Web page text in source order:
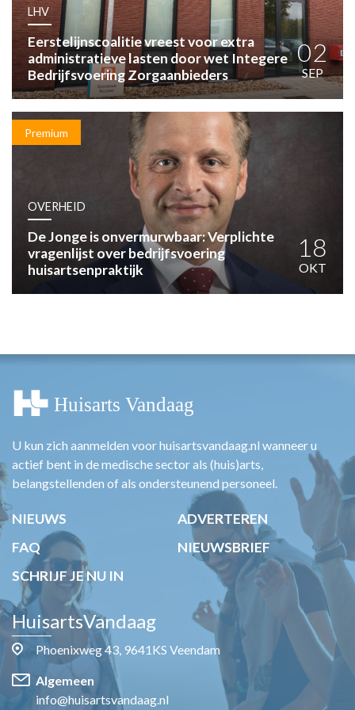
PRAKTIJKZAKEN
TARIEVEN
VPHUISARTSEN
MEDISCHE VAKHANDEL
INLOGGEN
REGISTRATIE
LHV
Eerstelijnscoalitie vreest voor extra
administratieve lasten door wet Integere
Bedrijfsvoering Zorgaanbieders
02
SEP
Premium
OVERHEID
De Jonge is onvermurwbaar: Verplichte
vragenlijst over bedrijfsvoering
huisartsenpraktijk
18
OKT
U kun zich aanmelden voor huisartsvandaag.nl wanneer u
actief bent in de medische sector als (huis)arts,
belangstellenden of als ondersteunend personeel.
NIEUWS
ADVERTEREN
FAQ
NIEUWSBRIEF
SCHRIJF JE NU IN
HuisartsVandaag
Phoenixweg 43, 9641KS Veendam
Algemeen
info@huisartsvandaag.nl